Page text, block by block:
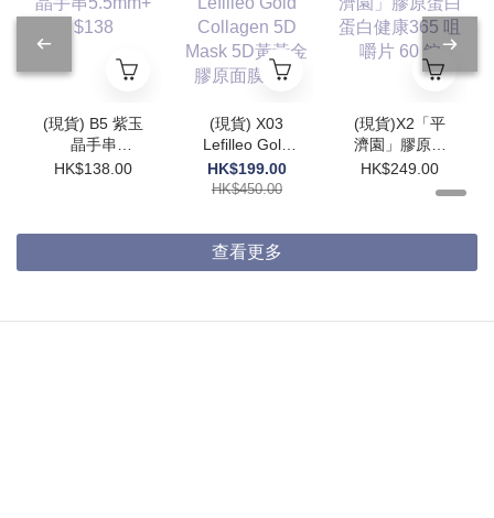
(現貨) B5 紫玉
晶手串
5.5mm+ $138
HK$138.00
(現貨) X03
Lefilleo Gold
Collagen 5D
Mask 5D黃黃
HK$199.00
HK$450.00
(現貨)X2「平
濟園」膠原蛋
白蛋白健康
365 咀嚼片 60
HK$249.00
查看更多